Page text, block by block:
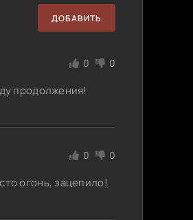
ДОБАВИТЬ
0 0
продолжения!
0 0
огонь, зацепило!